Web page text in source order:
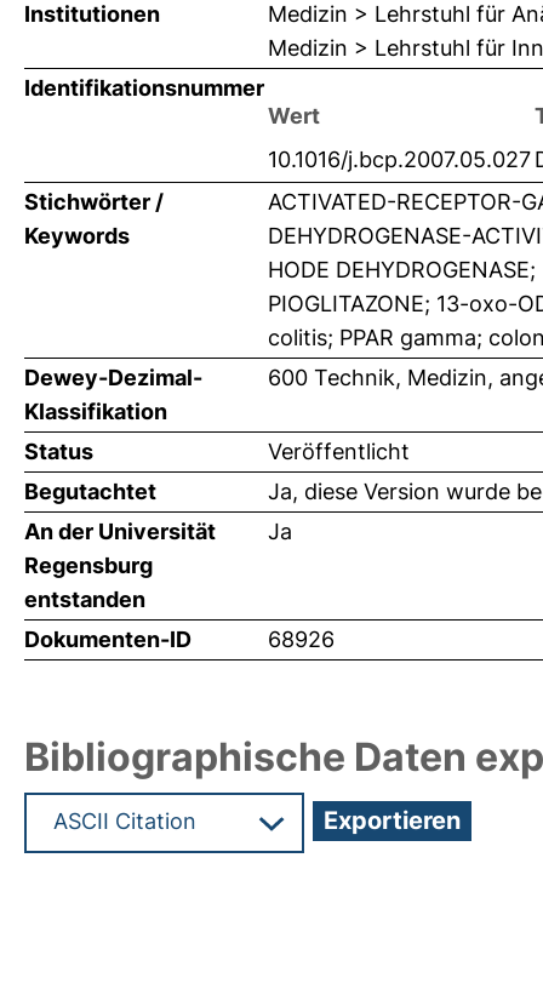
Institutionen
Medizin > Lehrstuhl für
Medizin > Lehrstuhl für
Identifikationsnummer
Wert
10.1016/j.bcp.2007.05.027
Stichwörter /
Keywords
ACTIVATED-RECEPTOR-
DEHYDROGENASE-
HODE
PIOGLITAZONE; 13-oxo-
colitis; PPAR gamma;
Dewey-Dezimal-
Klassifikation
600 Technik, Medizin,
Status
Veröffentlicht
Begutachtet
Ja, diese Version wurde
An der Universität
Regensburg
entstanden
Ja
Dokumenten-ID 68926
Bibliographische Daten